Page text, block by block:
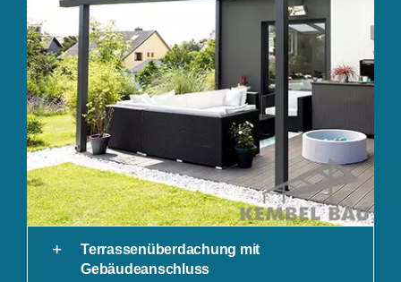
Terrassenüberdachung mit
Gebäudeanschluss